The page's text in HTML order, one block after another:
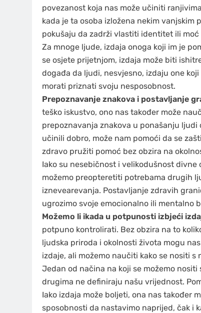
povezanost koja nas može učiniti
kada je ta osoba izložena nekim
pokušaju da zadrži vlastiti identitet ili moć
Za mnoge ljude, izdaja onoga koji im je
se osjete prijetnjom, izdaja može biti
događa da ljudi, nesvjesno, izdaju one
morati priznati svoju nesposobnost.
Prepoznavanje znakova i postavljanje
teško iskustvo, ono nas također može
prepoznavanja znakova u ponašanju ljudi
učinili dobro, može nam pomoći da se
zdravo pružiti pomoć bez obzira na
Iako su nesebičnost i velikodušnost divne
možemo preopteretiti potrebama drugih
iznevearevanja. Postavljanje zdravih
ugrozimo svoje emocionalno ili mentalno
Možemo li ikada u potpunosti izbjeći
potpuno kontrolirati. Bez obzira na to
ljudska priroda i okolnosti života mogu
izdaje, ali možemo naučiti kako se nositi s
Jedan od načina na koji se možemo
drugima ne definiraju našu vrijednost.
Iako izdaja može boljeti, ona nas također
sposobnosti da nastavimo naprijed, čak i